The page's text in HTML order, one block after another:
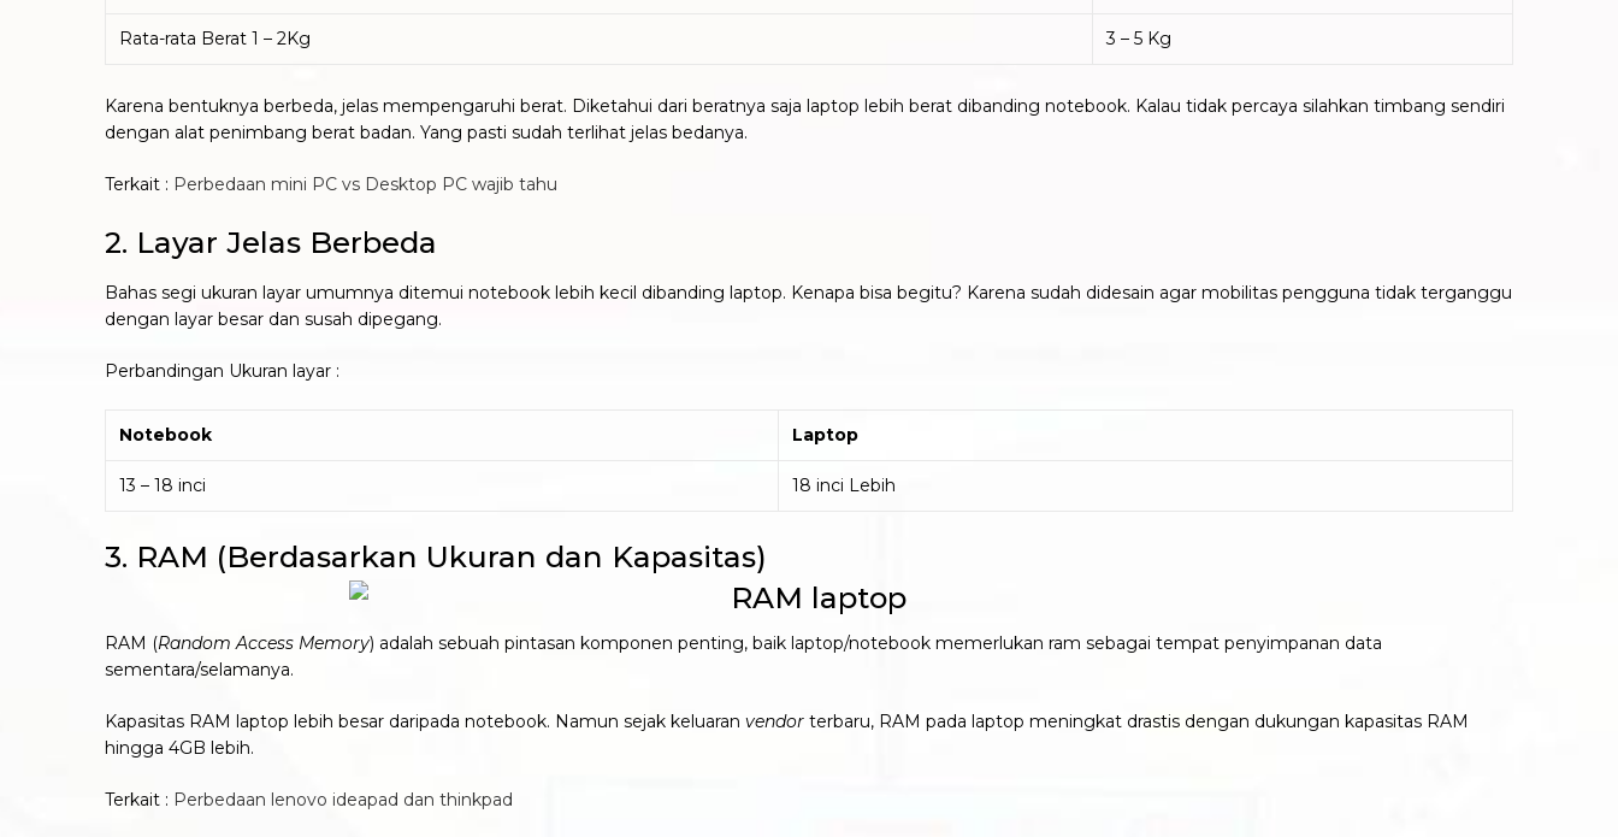
Rata-rata Berat 1 – 2Kg 3 – 5 Kg
Karena bentuknya berbeda, jelas mempengaruhi berat. Diketahui dari beratnya saja laptop lebih berat dibanding notebook. Kalau tidak percaya silahkan timbang sendiri
dengan alat penimbang berat badan. Yang pasti sudah terlihat jelas bedanya.
Terkait : Perbedaan mini PC vs Desktop PC wajib tahu
2. Layar Jelas Berbeda
Bahas segi ukuran layar umumnya ditemui notebook lebih kecil dibanding laptop. Kenapa bisa begitu? Karena sudah didesain agar mobilitas pengguna tidak terganggu
dengan layar besar dan susah dipegang.
Perbandingan Ukuran layar :
Notebook Laptop
13 – 18 inci 18 inci Lebih
3. RAM (Berdasarkan Ukuran dan Kapasitas)
RAM (Random Access Memory) adalah sebuah pintasan komponen penting, baik laptop/notebook memerlukan ram sebagai tempat penyimpanan data
sementara/selamanya.
Kapasitas RAM laptop lebih besar daripada notebook. Namun sejak keluaran vendor terbaru, RAM pada laptop meningkat drastis dengan dukungan kapasitas RAM
hingga 4GB lebih.
Terkait : Perbedaan lenovo ideapad dan thinkpad